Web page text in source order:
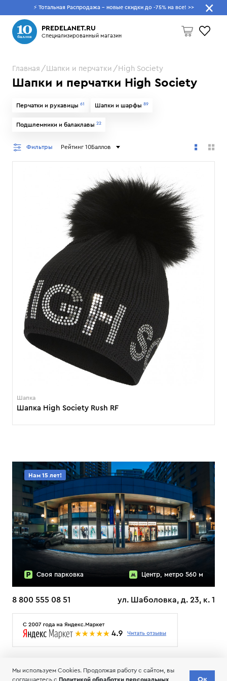
⚡ Тотальная Распродажа - новые скидки до -75% на все! >>
PREDELANET.RU
Специализированный магазин
Пусто
Что будем искать?
Главная Шапки и перчатки High Society
Шапки и перчатки High Society
Перчатки и рукавицы 61 Шапки и шарфы 89
Подшлемники и балаклавы 22
Фильтры Рейтинг 10Баллов
Шапка
Шапка High Society Rush RF
Нам 15 лет!
Своя парковка Центр, метро 560 м
8 800 555 08 51 ул. Шаболовка, д. 23, к. 1
Мы используем Cookies. Продолжая работу с сайтом, вы
соглашаетесь с Политикой обработки персональных Ок